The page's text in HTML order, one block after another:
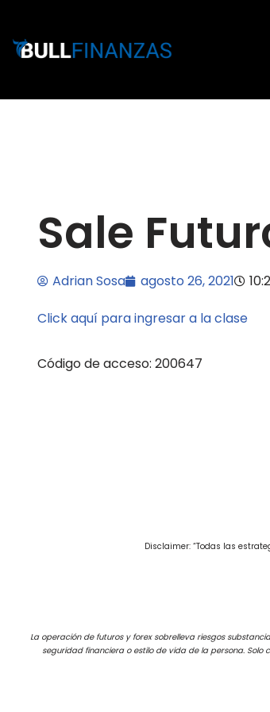
Ir
Sale
Adrian Sosa agosto 26, 2021
Click aquí para ingresar a la clase
Código de acceso: 200647
Disclaimer: “Todas las
La operación de futuros y forex sobrelleva riesgos
seguridad financiera o estilo de vida de la persona.